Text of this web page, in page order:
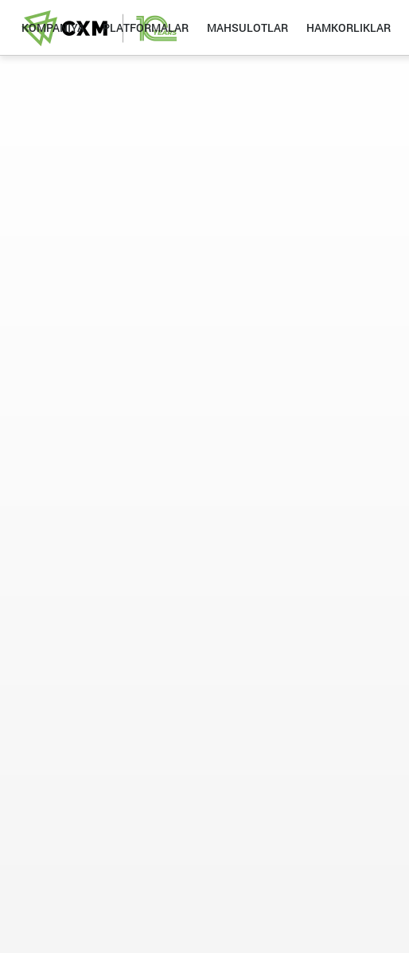
KOMPANIYA PLATFORMALAR MAHSULOTLAR HAMKORLIKLAR